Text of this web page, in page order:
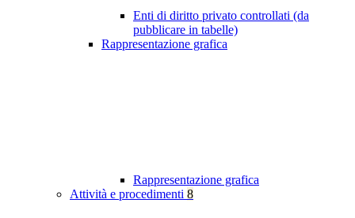
Enti di diritto privato controllati (da
pubblicare in tabelle)
Rappresentazione grafica
Rappresentazione grafica
Attività e procedimenti 8